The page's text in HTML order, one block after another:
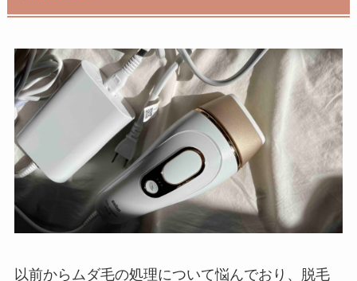
以前からムダ毛の処理について悩んでおり、脱毛